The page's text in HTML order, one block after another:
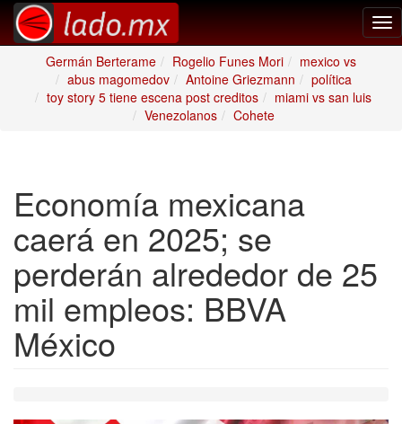
Germán Berterame
Rogelio Funes Mori
mexico vs
abus magomedov
Antoine Griezmann
política
toy story 5 tiene escena post creditos
miami vs san luis
Venezolanos
Cohete
Economía mexicana
caerá en 2025; se
perderán alrededor de 25
mil empleos: BBVA
México